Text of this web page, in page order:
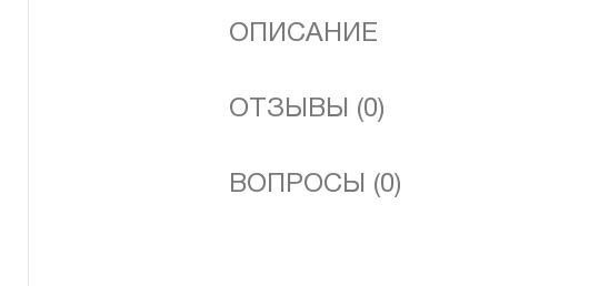
ОПИСАНИЕ
ОТЗЫВЫ (0)
ВОПРОСЫ (0)